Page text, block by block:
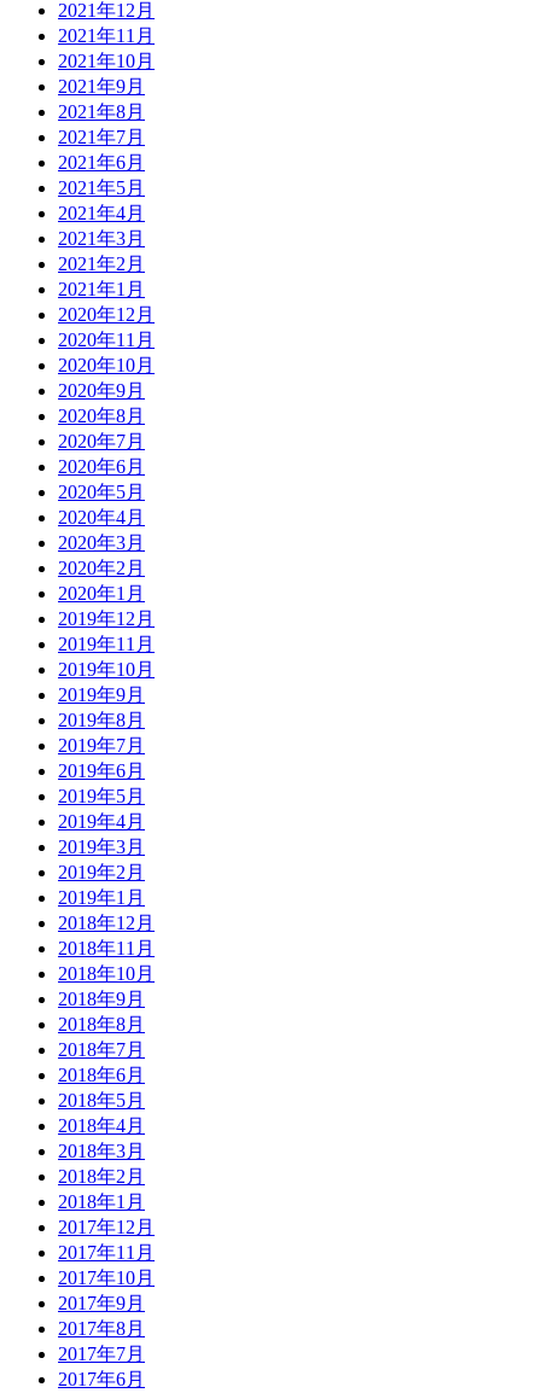
2021年12月
2021年11月
2021年10月
2021年9月
2021年8月
2021年7月
2021年6月
2021年5月
2021年4月
2021年3月
2021年2月
2021年1月
2020年12月
2020年11月
2020年10月
2020年9月
2020年8月
2020年7月
2020年6月
2020年5月
2020年4月
2020年3月
2020年2月
2020年1月
2019年12月
2019年11月
2019年10月
2019年9月
2019年8月
2019年7月
2019年6月
2019年5月
2019年4月
2019年3月
2019年2月
2019年1月
2018年12月
2018年11月
2018年10月
2018年9月
2018年8月
2018年7月
2018年6月
2018年5月
2018年4月
2018年3月
2018年2月
2018年1月
2017年12月
2017年11月
2017年10月
2017年9月
2017年8月
2017年7月
2017年6月